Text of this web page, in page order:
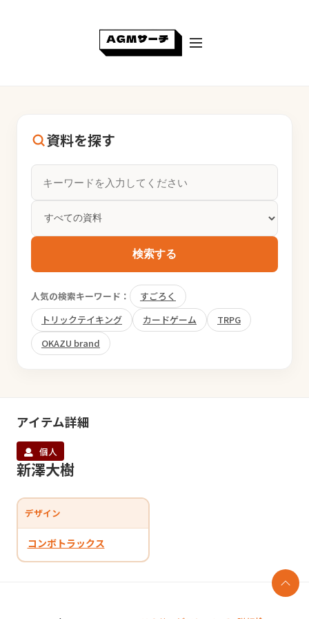
資料を探す
検索する
人気の検索キーワード：
すごろく
トリックテイキング
カードゲーム
TRPG
OKAZU brand
アイテム詳細
個人
新澤大樹
デザイン
コンボトラックス